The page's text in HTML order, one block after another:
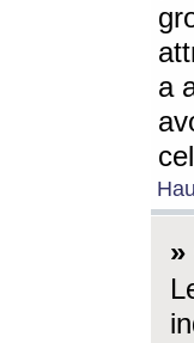
a
»